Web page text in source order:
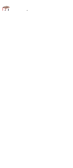
جرار